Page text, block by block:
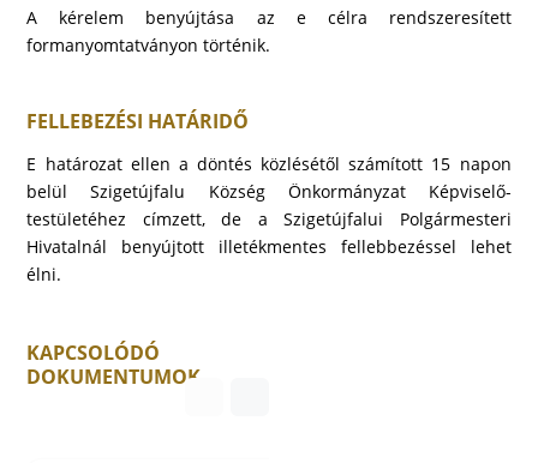
A kérelem benyújtása az e célra rendszeresített
formanyomtatványon történik.
FELLEBEZÉSI HATÁRIDŐ
E határozat ellen a döntés közlésétől számított 15 napon
belül Szigetújfalu Község Önkormányzat Képviselő-
testületéhez címzett, de a Szigetújfalui Polgármesteri
Hivatalnál benyújtott illetékmentes fellebbezéssel lehet
élni.
KAPCSOLÓDÓ
DOKUMENTUMOK